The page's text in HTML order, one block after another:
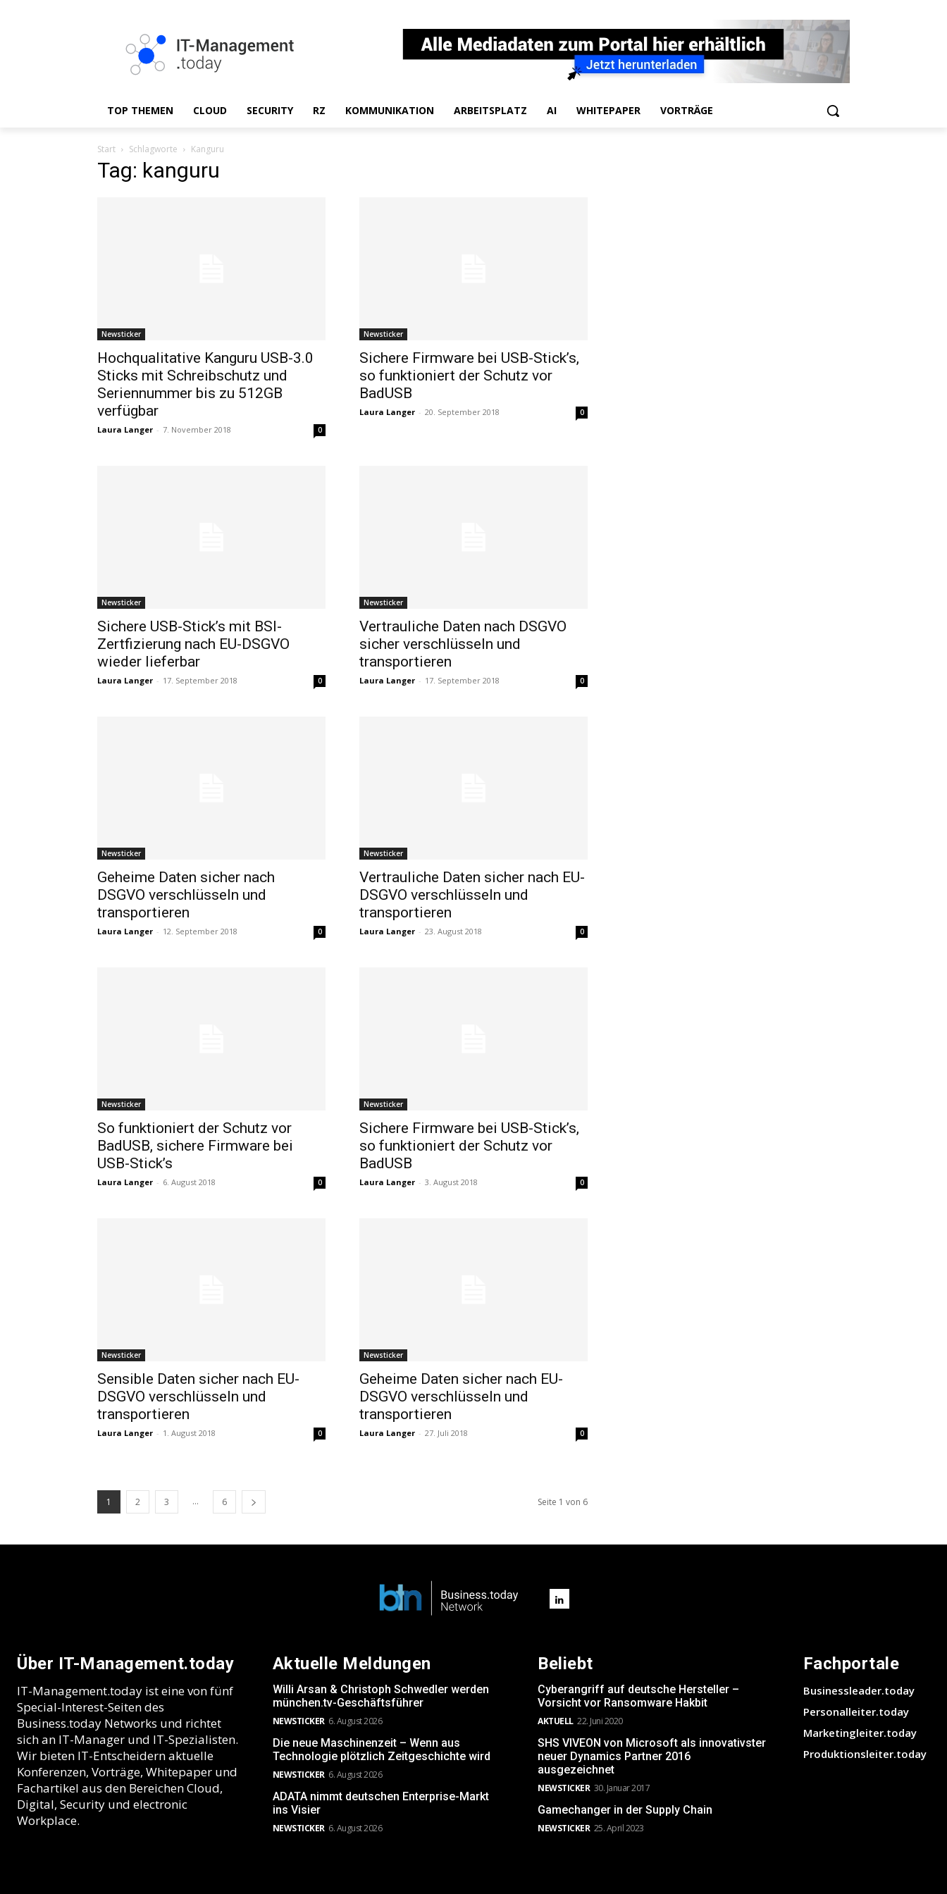
TOP THEMEN CLOUD SECURITY RZ KOMMUNIKATION ARBEITSPLATZ AI WHITEPAPER VORTRÄGE
Start Schlagworte Kanguru
Tag: kanguru
Newsticker
Hochqualitative Kanguru USB-3.0
Sticks mit Schreibschutz und
Seriennummer bis zu 512GB
verfügbar
Laura Langer - 7. November 2018 0
Newsticker
Sichere Firmware bei USB-Stick’s,
so funktioniert der Schutz vor
BadUSB
Laura Langer - 20. September 2018 0
Newsticker
Sichere USB-Stick’s mit BSI-
Zertfizierung nach EU-DSGVO
wieder lieferbar
Laura Langer - 17. September 2018 0
Newsticker
Vertrauliche Daten nach DSGVO
sicher verschlüsseln und
transportieren
Laura Langer - 17. September 2018 0
Newsticker
Geheime Daten sicher nach
DSGVO verschlüsseln und
transportieren
Laura Langer - 12. September 2018 0
Newsticker
Vertrauliche Daten sicher nach EU-
DSGVO verschlüsseln und
transportieren
Laura Langer - 23. August 2018 0
Newsticker
So funktioniert der Schutz vor
BadUSB, sichere Firmware bei
USB-Stick’s
Laura Langer - 6. August 2018 0
Newsticker
Sichere Firmware bei USB-Stick’s,
so funktioniert der Schutz vor
BadUSB
Laura Langer - 3. August 2018 0
Newsticker
Sensible Daten sicher nach EU-
DSGVO verschlüsseln und
transportieren
Laura Langer - 1. August 2018 0
Newsticker
Geheime Daten sicher nach EU-
DSGVO verschlüsseln und
transportieren
Laura Langer - 27. Juli 2018 0
1 2 3 ... 6 Seite 1 von 6
Über IT-Management.today
IT-Management.today ist eine von fünf
Special-Interest-Seiten des
Business.today Networks und richtet
sich an IT-Manager und IT-Spezialisten.
Wir bieten IT-Entscheidern aktuelle
Konferenzen, Vorträge, Whitepaper und
Fachartikel aus den Bereichen Cloud,
Digital, Security und electronic
Workplace.
Aktuelle Meldungen
Willi Arsan & Christoph Schwedler werden
münchen.tv-Geschäftsführer
NEWSTICKER 6. August 2026
Die neue Maschinenzeit – Wenn aus
Technologie plötzlich Zeitgeschichte wird
NEWSTICKER 6. August 2026
ADATA nimmt deutschen Enterprise-Markt
ins Visier
NEWSTICKER 6. August 2026
Beliebt
Cyberangriff auf deutsche Hersteller –
Vorsicht vor Ransomware Hakbit
AKTUELL 22. Juni 2020
SHS VIVEON von Microsoft als innovativster
neuer Dynamics Partner 2016
ausgezeichnet
NEWSTICKER 30. Januar 2017
Gamechanger in der Supply Chain
NEWSTICKER 25. April 2023
Fachportale
Businessleader.today
Personalleiter.today
Marketingleiter.today
Produktionsleiter.today